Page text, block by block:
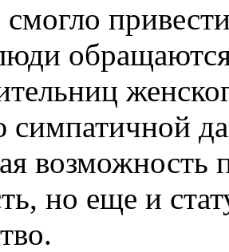
смогло
возможность
но еще и